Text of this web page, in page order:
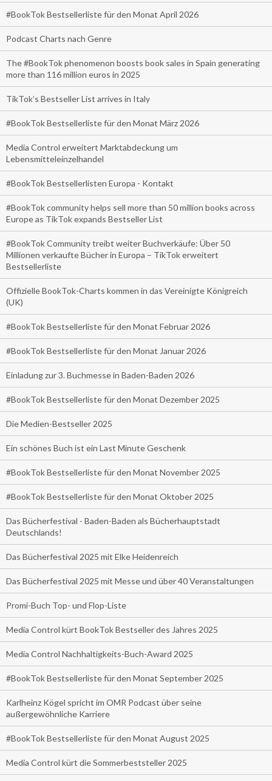
#BookTok Bestsellerliste für den Monat April 2026
Podcast Charts nach Genre
The #BookTok phenomenon boosts book sales in Spain generating
more than 116 million euros in 2025
TikTok’s Bestseller List arrives in Italy
#BookTok Bestsellerliste für den Monat März 2026
Media Control erweitert Marktabdeckung um
Lebensmitteleinzelhandel
#BookTok Bestsellerlisten Europa - Kontakt
#BookTok community helps sell more than 50 million books across
Europe as TikTok expands Bestseller List
#BookTok Community treibt weiter Buchverkäufe: Über 50
Millionen verkaufte Bücher in Europa – TikTok erweitert
Bestsellerliste
Offizielle BookTok-Charts kommen in das Vereinigte Königreich
(UK)
#BookTok Bestsellerliste für den Monat Februar 2026
#BookTok Bestsellerliste für den Monat Januar 2026
Einladung zur 3. Buchmesse in Baden-Baden 2026
#BookTok Bestsellerliste für den Monat Dezember 2025
Die Medien-Bestseller 2025
Ein schönes Buch ist ein Last Minute Geschenk
#BookTok Bestsellerliste für den Monat November 2025
#BookTok Bestsellerliste für den Monat Oktober 2025
Das Bücherfestival - Baden-Baden als Bücherhauptstadt
Deutschlands!
Das Bücherfestival 2025 mit Elke Heidenreich
Das Bücherfestival 2025 mit Messe und über 40 Veranstaltungen
Promi-Buch Top- und Flop-Liste
Media Control kürt BookTok Bestseller des Jahres 2025
Media Control Nachhaltigkeits-Buch-Award 2025
#BookTok Bestsellerliste für den Monat September 2025
Karlheinz Kögel spricht im OMR Podcast über seine
außergewöhnliche Karriere
#BookTok Bestsellerliste für den Monat August 2025
Media Control kürt die Sommerbeststeller 2025